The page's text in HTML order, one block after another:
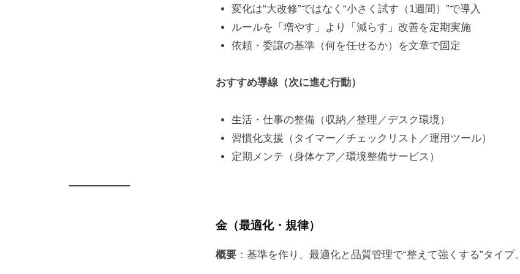
変化は“大改修”ではなく“小さく試す（1週間）”で導入
ルールを「増やす」より「減らす」改善を定期実施
依頼・委譲の基準（何を任せるか）を文章で固定
おすすめ導線（次に進む行動）
生活・仕事の整備（収納／整理／デスク環境）
習慣化支援（タイマー／チェックリスト／運用ツール）
定期メンテ（身体ケア／環境整備サービス）
金（最適化・規律）
概要 ：基準を作り、最適化と品質管理で“整えて強くする”タイプ。